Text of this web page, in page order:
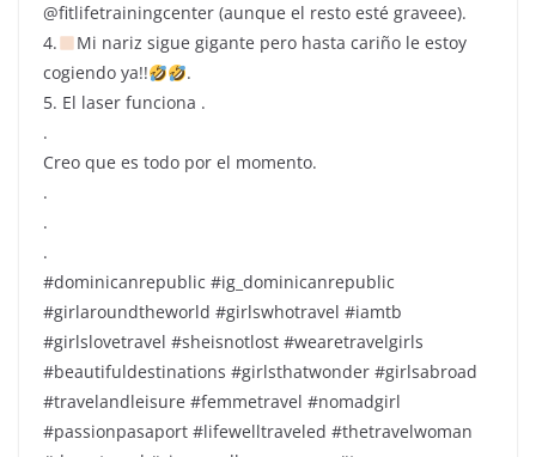
@fitlifetrainingcenter (aunque el resto esté graveee).
4.
Mi nariz sigue gigante pero hasta cariño le estoy
cogiendo ya!!
.
5. El laser funciona .
.
Creo que es todo por el momento.
.
.
.
#dominicanrepublic #ig_dominicanrepublic
#girlaroundtheworld #girlswhotravel #iamtb
#girlslovetravel #sheisnotlost #wearetravelgirls
#beautifuldestinations #girlsthatwonder #girlsabroad
#travelandleisure #femmetravel #nomadgirl
#passionpasaport #lifewelltraveled #thetravelwoman